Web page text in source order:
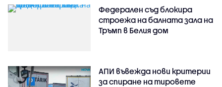
Федерален съд блокира
строежа на балната зала на
Тръмп в Белия дом
АПИ въвежда нови критерии
за спиране на тировете